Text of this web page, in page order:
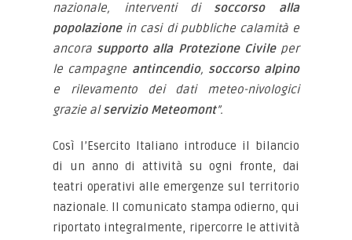
nazionale, interventi di soccorso alla
popolazionein casi di pubbliche calamità e
ancora supporto alla Protezione Civileper
le campagne antincendio, soccorso alpino
e rilevamento dei dati meteo-nivologici
grazie alservizio Meteomont”.
Così l’Esercito Italiano introduce il bilancio
di un anno di attività su ogni fronte, dai
teatri operativi alle emergenze sul territorio
nazionale. Il comunicato stampa odierno, qui
riportato integralmente, ripercorre le attività